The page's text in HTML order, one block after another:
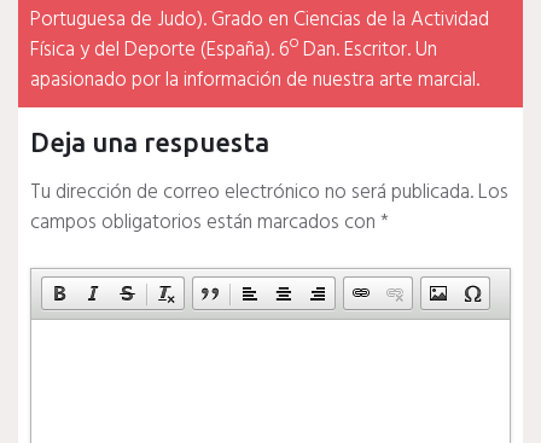
Portuguesa de Judo). Grado en Ciencias de la Actividad
Física y del Deporte (España). 6º Dan. Escritor. Un
apasionado por la información de nuestra arte marcial.
Deja una respuesta
Tu dirección de correo electrónico no será publicada.Los
campos obligatorios están marcados con*